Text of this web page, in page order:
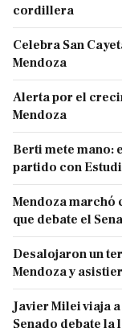
cordillera
Celebra San
Mendoza
Alerta por el
Mendoza
Berti mete mano:
partido con
Mendoza marchó
que debate el
Desalojaron un
Mendoza y
Javier Milei viaja
Senado debate